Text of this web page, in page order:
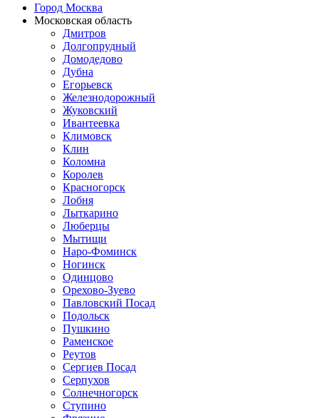
Город Москва
Московская область
Дмитров
Долгопрудный
Домодедово
Дубна
Егорьевск
Железнодорожный
Жуковский
Ивантеевка
Климовск
Клин
Коломна
Королев
Красногорск
Лобня
Лыткарино
Люберцы
Мытищи
Наро-Фоминск
Ногинск
Одинцово
Орехово-Зуево
Павловский Посад
Подольск
Пушкино
Раменское
Реутов
Сергиев Посад
Серпухов
Солнечногорск
Ступино